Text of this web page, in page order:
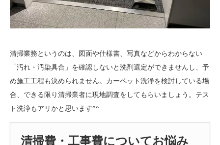
清掃業務というのは、図面や仕様書、写真などからわからない
「汚れ・汚染具合」を確認しないと洗剤選定ができませんし、予
め施工工程も決められません。カーペット洗浄を検討している場
合、できる限り清掃業者に現地調査をしてもらいましょう。テス
ト洗浄もアリかと思います^^
清掃費・工事費についてお悩み